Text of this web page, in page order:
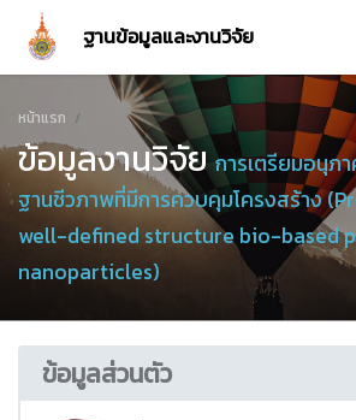
ฐานข้อมูลและงานวิจัย
หน้าแรก
ข้อมูลงานวิจัยการเตรียมอนุภ
ฐานชีวภาพที่มีการควบคุมโครงสร้าง
well-defined structure bio-based
nanoparticles)
ข้อมูลส่วนตัว